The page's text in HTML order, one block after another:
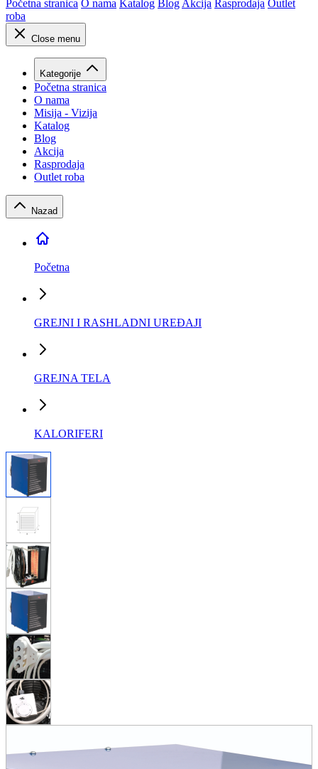
Početna stranica O nama Katalog Blog Akcija Rasprodaja Outlet
roba
Close menu
Kategorije
Početna stranica
O nama
Misija - Vizija
Katalog
Blog
Akcija
Rasprodaja
Outlet roba
Nazad
Početna
GREJNI I RASHLADNI UREĐAJI
GREJNA TELA
KALORIFERI